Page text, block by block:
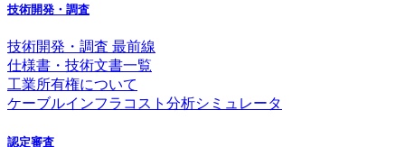
技術開発・調査
技術開発・調査 最前線
仕様書・技術文書一覧
工業所有権について
ケーブルインフラコスト分析シミュレータ
認定審査